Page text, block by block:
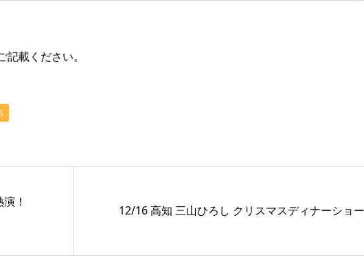
記載ください。
！
12/16 高知 三山ひろし クリスマスディナーショ